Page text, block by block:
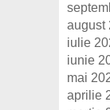
august
iulie
iunie
mai
aprilie